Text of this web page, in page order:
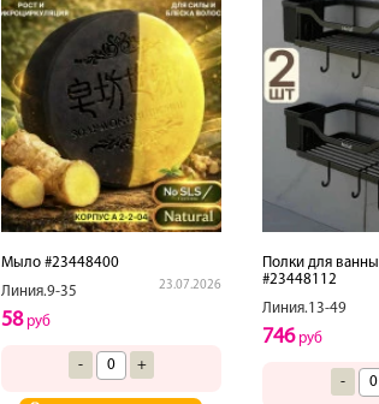
Мыло #23448400
Линия.9-35
23.07.2026
58руб
- +
Полки для ванны
#23448112
Линия.13-49
746руб
-